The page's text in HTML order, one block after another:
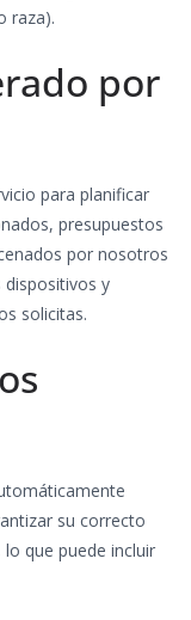
raza).
por
para planificar
presupuestos
por nosotros
y
solicitas.
su correcto
que puede incluir